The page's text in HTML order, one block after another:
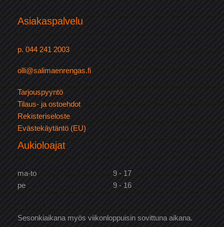
Asiakaspalvelu
p. 044 241 2003
olli@salimaenrengas.fi
Tarjouspyyntö
Tilaus- ja ostoehdot
Rekisteriseloste
Evästekäytäntö (EU)
Aukioloajat
ma-to
9 - 17
pe
9 - 16
Sesonkiaikana myös viikonloppuisin sovittuna aikana.